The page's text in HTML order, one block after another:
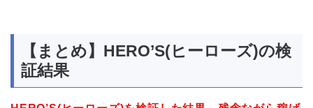
【まとめ】HERO’S(ヒーローズ)の検
証結果